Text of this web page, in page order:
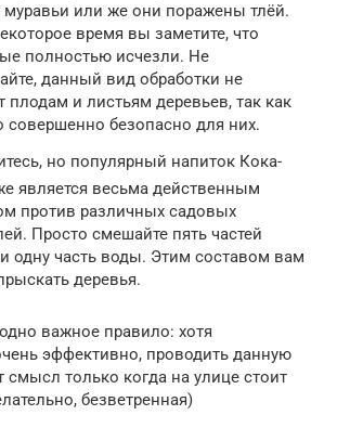
муравьи или же они поражены тлёй.
время вы заметите, что
полностью исчезли. Не
данный вид обработки не
плодам и листьям деревьев, так как
совершенно безопасно для них.
но популярный напиток Кока-
является весьма действенным
против различных садовых
Просто смешайте пять частей
одну часть воды. Этим составом вам
деревья.
важное правило: хотя
эффективно, проводить данную
смысл только когда на улице стоит
безветренная)